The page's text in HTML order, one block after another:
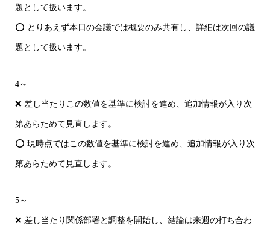
題として扱います。
⭕ とりあえず本日の会議では概要のみ共有し、詳細は次回の議
題として扱います。
4～
❌ 差し当たりこの数値を基準に検討を進め、追加情報が入り次
第あらためて見直します。
⭕ 現時点ではこの数値を基準に検討を進め、追加情報が入り次
第あらためて見直します。
5～
❌ 差し当たり関係部署と調整を開始し、結論は来週の打ち合わ